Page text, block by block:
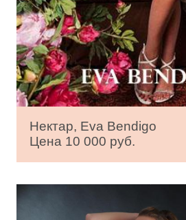
Нектар, Eva Bendigo
Цена 10 000 руб.